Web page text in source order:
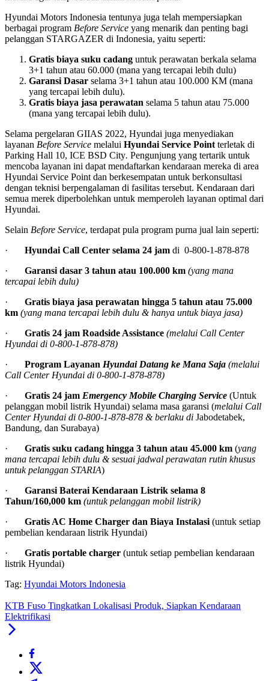
Hyundai Motors Indonesia tentunya juga telah mempersiapkan
berbagai program Before Service yang menarik dan penting bagi
pelanggan STARGAZER di Indonesia, yaitu seperti:
Gratis biaya suku cadang untuk perawatan berkala selama
3+1 tahun atau 60.000 (mana yang tercapai lebih dulu)
Garansi Dasar selama 3+1 tahun atau 100.000 KM (mana
yang tercapai lebih dulu).
Gratis biaya jasa perawatan selama 5 tahun atau 75.000
(mana yang tercapai lebih dulu).
Selama pergelaran GIIAS 2022, Hyundai juga menyediakan
layanan Before Service melalui Hyundai Service Point terletak di
Parking Hall 10, ICE BSD City. Pengunjung yang tertarik untuk
mencoba layanan ini dapat mendaftarkan kendaraan mereka di area
Hyundai Service Point dan berkesempatan untuk berkonsultasi
dengan teknisi berpengalaman di fasilitas tersebut. Kendaraan dari
semua merek diperbolehkan untuk memperoleh layanan optimal dari
Hyundai.
Selain Before Service, terdapat pula program purna jual lain seperti:
· Hyundai Call Center selama 24 jam di 0-800-1-878-878
· Garansi dasar 3 tahun atau 100.000 km (yang mana
tercapai lebih dulu)
· Gratis biaya jasa perawatan hingga 5 tahun atau 75.000
km (yang mana tercapai lebih dulu & hanya untuk biaya jasa)
· Gratis 24 jam Roadside Assistance (melalui Call Center
Hyundai di 0-800-1-878-878)
· Program Layanan Hyundai Datang ke Mana Saja (melalui
Call Center Hyundai di 0-800-1-878-878)
· Gratis 24 jam Emergency Mobile Charging Service (Untuk
pelanggan mobil listrik Hyundai) selama masa garansi (melalui Call
Center Hyundai di 0-800-1-878-878 & berlaku di Jabodetabek,
Bandung, dan Surabaya)
· Gratis suku cadang hingga 3 tahun atau 45.000 km (yang
mana tercapai lebih dulu & sesuai jadwal perawatan rutin khusus
untuk pelanggan STARIA)
· Garansi Baterai Kendaraan Listrik selama 8
Tahun/160,000 km (untuk pelanggan mobil listrik)
· Gratis AC Home Charger dan Biaya Instalasi (untuk setiap
pembelian kendaraan listrik Hyundai)
· Gratis portable charger (untuk setiap pembelian kendaraan
listrik Hyundai)
Tag: Hyundai Motors Indonesia
KTB Fuso Tingkatkan Lokalisasi Produk, Siapkan Kendaraan
Elektrifikasi